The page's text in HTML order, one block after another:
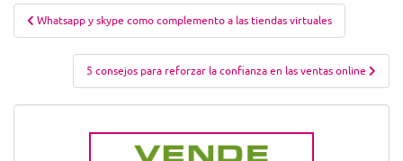
Navegación
de
entradas
Whatsapp y skype como complemento a las tiendas virtuales
5 consejos para reforzar la confianza en las ventas online